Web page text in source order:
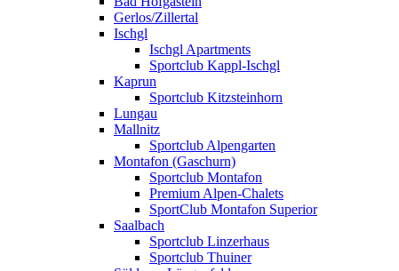
Gerlos/Zillertal
Ischgl
Ischgl Apartments
Sportclub Kappl-Ischgl
Kaprun
Sportclub Kitzsteinhorn
Lungau
Mallnitz
Sportclub Alpengarten
Montafon (Gaschurn)
Sportclub Montafon
Premium Alpen-Chalets
SportClub Montafon Superior
Saalbach
Sportclub Linzerhaus
Sportclub Thuiner